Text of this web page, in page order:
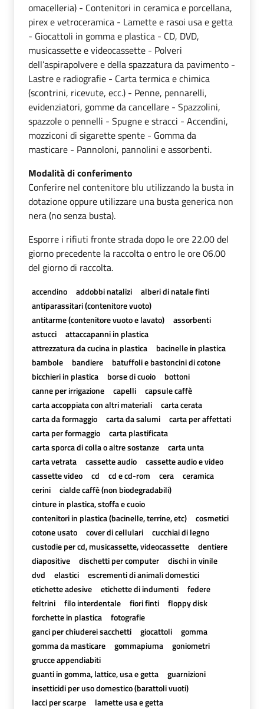
omacelleria) - Contenitori in ceramica e porcellana,
pirex e vetroceramica - Lamette e rasoi usa e getta
- Giocattoli in gomma e plastica - CD, DVD,
musicassette e videocassette - Polveri
dell’aspirapolvere e della spazzatura da pavimento -
Lastre e radiografie - Carta termica e chimica
(scontrini, ricevute, ecc.) - Penne, pennarelli,
evidenziatori, gomme da cancellare - Spazzolini,
spazzole o pennelli - Spugne e stracci - Accendini,
mozziconi di sigarette spente - Gomma da
masticare - Pannoloni, pannolini e assorbenti.
Modalità di conferimento
Conferire nel contenitore blu utilizzando la busta in
dotazione oppure utilizzare una busta generica non
nera (no senza busta).
Esporre i rifiuti fronte strada dopo le ore 22.00 del
giorno precedente la raccolta o entro le ore 06.00
del giorno di raccolta.
accendino addobbi natalizi
alberi di natale finti
antiparassitari (contenitore vuoto)
antitarme (contenitore vuoto e lavato)
assorbenti
astucci
attaccapanni in plastica
attrezzatura da cucina in plastica
bacinelle in plastica
bambole
bandiere
batuffoli e bastoncini di cotone
bicchieri in plastica
borse di cuoio
bottoni
canne per irrigazione
capelli
capsule caffè
carta accoppiata con altri materiali
carta cerata
carta da formaggio
carta da salumi
carta per affettati
carta per formaggio
carta plastificata
carta sporca di colla o altre sostanze
carta unta
carta vetrata
cassette audio
cassette audio e video
cassette video
cd cd e cd-rom cera
ceramica
cerini
cialde caffè (non biodegradabili)
cinture in plastica, stoffa e cuoio
contenitori in plastica (bacinelle, terrine, etc)
cosmetici
cotone usato
cover di cellulari
cucchiai di legno
custodie per cd, musicassette, videocassette
dentiere
diapositive
dischetti per computer
dischi in vinile
dvd
elastici
escrementi di animali domestici
etichette adesive
etichette di indumenti
federe
feltrini
filo interdentale fiori finti
floppy disk
forchette in plastica
fotografie
ganci per chiuderei sacchetti
giocattoli
gomma
gomma da masticare
gommapiuma
goniometri
grucce appendiabiti
guanti in gomma, lattice, usa e getta
guarnizioni
insetticidi per uso domestico (barattoli vuoti)
lacci per scarpe
lamette usa e getta